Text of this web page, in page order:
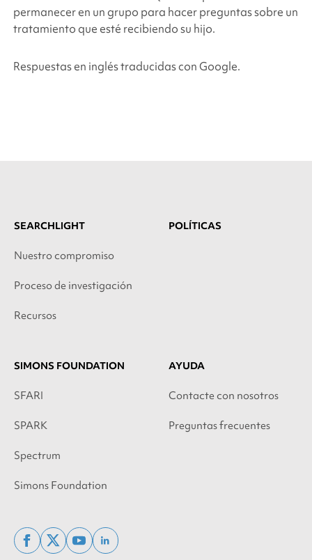
permanecer en un grupo para hacer preguntas sobre un
tratamiento que esté recibiendo su hijo.
Respuestas en inglés traducidas con Google.
SEARCHLIGHT
Nuestro compromiso
Proceso de investigación
Recursos
POLÍTICAS
SIMONS FOUNDATION
SFARI
SPARK
Spectrum
Simons Foundation
AYUDA
Contacte con nosotros
Preguntas frecuentes
facebook
x
youtubelinkedin